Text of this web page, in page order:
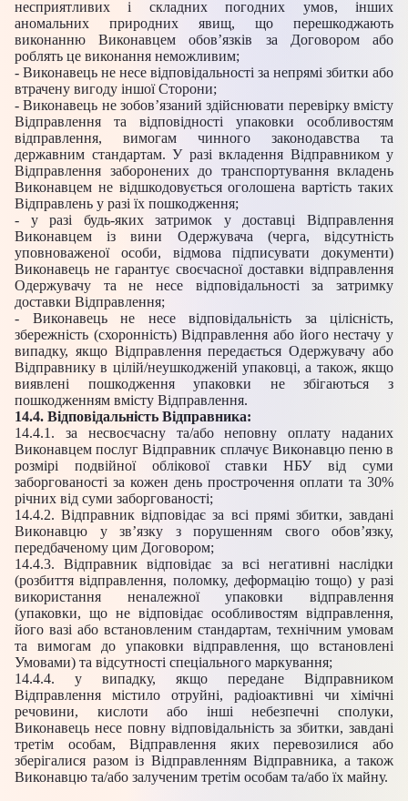
несприятливих і складних погодних умов, інших
аномальних природних явищ, що перешкоджають
виконанню Виконавцем обов’язків за Договором або
роблять це виконання неможливим;
- Виконавець не несе відповідальності за непрямі збитки або
втрачену вигоду іншої Сторони;
- Виконавець не зобов’язаний здійснювати перевірку вмісту
Відправлення та відповідності упаковки особливостям
відправлення, вимогам чинного законодавства та
державним стандартам. У разі вкладення Відправником у
Відправлення заборонених до транспортування вкладень
Виконавцем не відшкодовується оголошена вартість таких
Відправлень у разі їх пошкодження;
- у разі будь-яких затримок у доставці Відправлення
Виконавцем із вини Одержувача (черга, відсутність
уповноваженої особи, відмова підписувати документи)
Виконавець не гарантує своєчасної доставки відправлення
Одержувачу та не несе відповідальності за затримку
доставки Відправлення;
- Виконавець не несе відповідальність за цілісність,
збережність (схоронність) Відправлення або його нестачу у
випадку, якщо Відправлення передається Одержувачу або
Відправнику в цілій/неушкодженій упаковці, а також, якщо
виявлені пошкодження упаковки не збігаються з
пошкодженням вмісту Відправлення.
14.4. Відповідальність Відправника:
14.4.1. за несвоєчасну та/або неповну оплату наданих
Виконавцем послуг Відправник сплачує Виконавцю пеню в
розмірі подвійної облікової ставки НБУ від суми
заборгованості за кожен день прострочення оплати та 30%
річних від суми заборгованості;
14.4.2. Відправник відповідає за всі прямі збитки, завдані
Виконавцю у зв’язку з порушенням свого обов’язку,
передбаченому цим Договором;
14.4.3. Відправник відповідає за всі негативні наслідки
(розбиття відправлення, поломку, деформацію тощо) у разі
використання неналежної упаковки відправлення
(упаковки, що не відповідає особливостям відправлення,
його вазі або встановленим стандартам, технічним умовам
та вимогам до упаковки відправлення, що встановлені
Умовами) та відсутності спеціального маркування;
14.4.4. у випадку, якщо передане Відправником
Відправлення містило отруйні, радіоактивні чи хімічні
речовини, кислоти або інші небезпечні сполуки,
Виконавець несе повну відповідальність за збитки, завдані
третім особам, Відправлення яких перевозилися або
зберігалися разом із Відправленням Відправника, а також
Виконавцю та/або залученим третім особам та/або їх майну.